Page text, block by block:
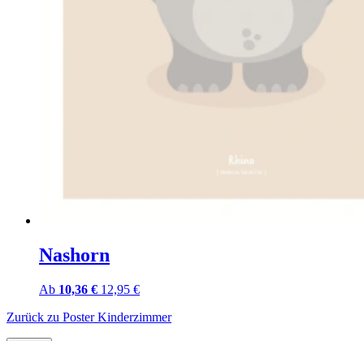
Nashorn
Ab 10,36 € 12,95 €
Zurück zu Poster Kinderzimmer